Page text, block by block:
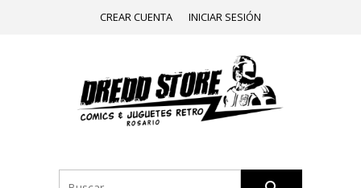
CREAR CUENTA INICIAR SESIÓN